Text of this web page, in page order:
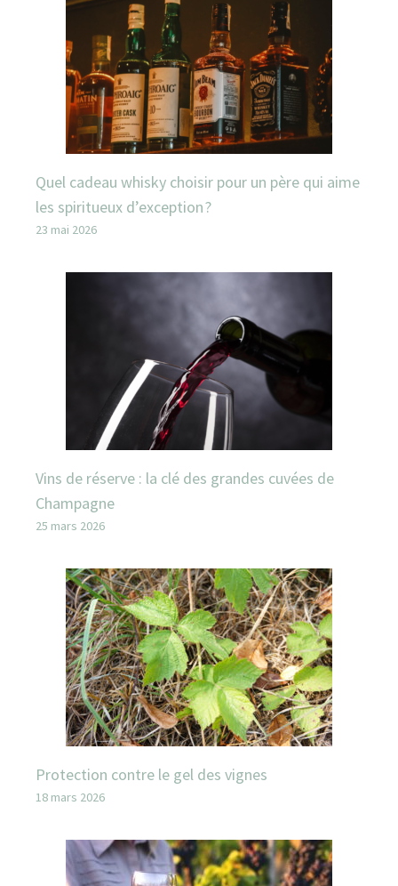
Quel cadeau whisky choisir pour un père qui aime
les spiritueux d’exception ?
23 mai 2026
Vins de réserve : la clé des grandes cuvées de
Champagne
25 mars 2026
Protection contre le gel des vignes
18 mars 2026